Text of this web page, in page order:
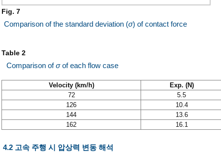
Fig. 7
Comparison of the standard deviation (σ) of contact force
Table 2
Comparison ofσof each flow case
Velocity (km/h)
Exp. (N)
72
5.5
126
10.4
144
13.6
162
16.1
4.2 고속 주행 시 압상력 변동 해석